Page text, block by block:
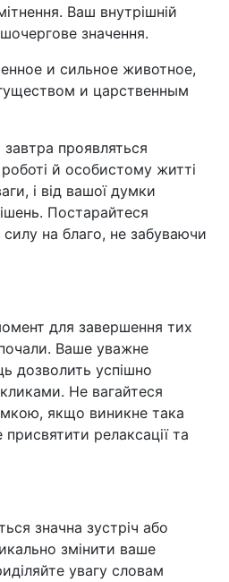
Ваш внутрішній
значення.
и сильное животное,
и царственным
завтра проявляться
й особистому житті
і від вашої думки
Постарайтеся
на благо, не забуваючи
для завершення тих
Ваше уважне
дозволить успішно
Не вагайтеся
якщо виникне така
релаксації та
значна зустріч або
змінити ваше
увагу словам